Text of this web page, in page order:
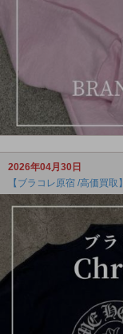
2026年04月30日
【ブラコレ原宿 /高価買